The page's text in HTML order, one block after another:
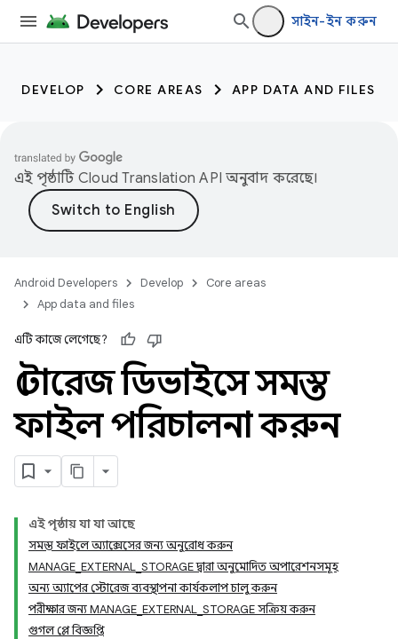
সাইন-ইন করুন
DEVELOP CORE AREAS APP DATA AND FILES
এই পৃষ্ঠাটি Cloud Translation API অনুবাদ করেছে।
Android Developers Develop
Core areas
App data and files
এটি কাজে লেগেছে?
স্টোরেজ ডিভাইসে সমস্ত
ফাইল পরিচালনা করুন
এই পৃষ্ঠায় যা যা আছে
সমস্ত ফাইলে অ্যাক্সেসের জন্য অনুরোধ করুন
MANAGE_EXTERNAL_STORAGE দ্বারা অনুমোদিত অপারেশনসমূহ
অন্য অ্যাপের স্টোরেজ ব্যবস্থাপনা কার্যকলাপ চালু করুন
পরীক্ষার জন্য MANAGE_EXTERNAL_STORAGE সক্রিয় করুন
গুগল প্লে বিজ্ঞপ্তি